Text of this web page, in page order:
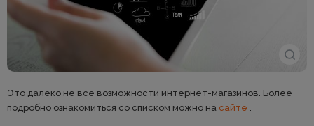
Это далеко не все возможности интернет-магазинов. Более
подробно ознакомиться со списком можно на сайте .